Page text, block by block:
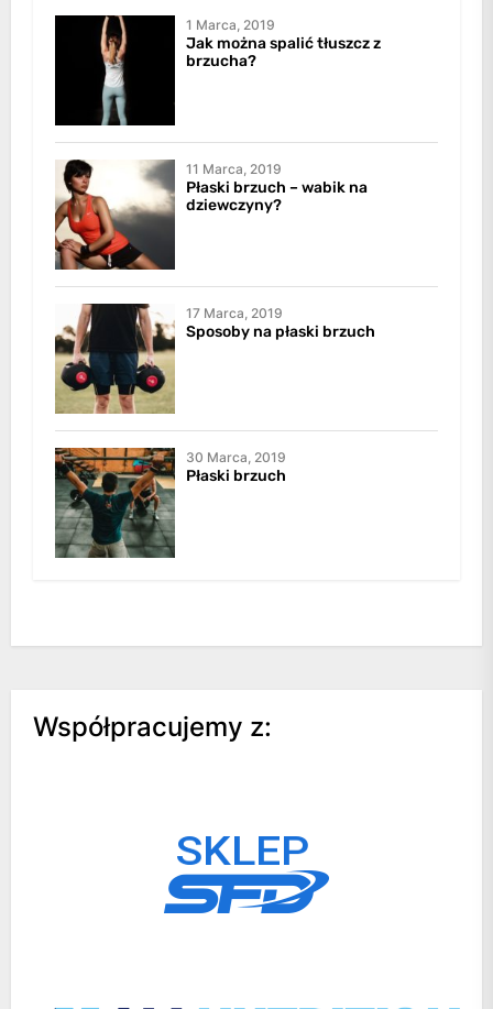
1 Marca, 2019
Jak można spalić tłuszcz z
brzucha?
11 Marca, 2019
Płaski brzuch – wabik na
dziewczyny?
17 Marca, 2019
Sposoby na płaski brzuch
30 Marca, 2019
Płaski brzuch
Współpracujemy z: